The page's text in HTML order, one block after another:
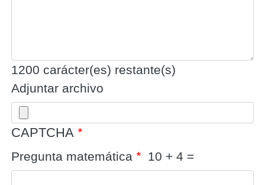
1200 carácter(es) restante(s)
Adjuntar archivo
CAPTCHA
Pregunta matemática 10 + 4 =